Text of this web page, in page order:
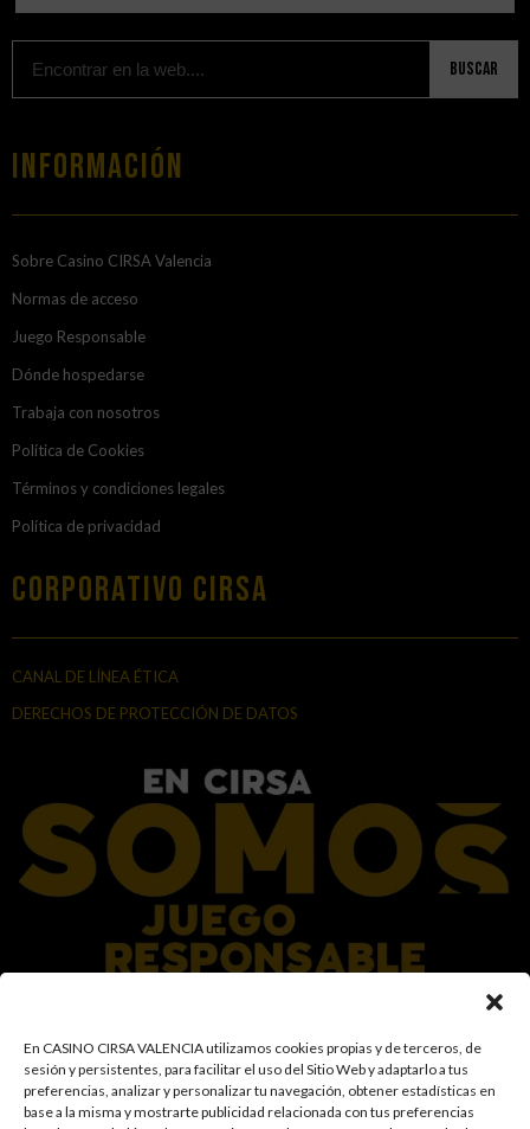
En CASINO CIRSA VALENCIA utilizamos cookies propias y de terceros, de
sesión y persistentes, para facilitar el uso del Sitio Web y adaptarlo a tus
preferencias, analizar y personalizar tu navegación, obtener estadísticas en
base a la misma y mostrarte publicidad relacionada con tus preferencias
Buscar
Información
Sobre Casino CIRSA Valencia
Normas de acceso
Juego Responsable
Dónde hospedarse
Trabaja con nosotros
Política de Cookies
Términos y condiciones legales
Política de privacidad
Corporativo Cirsa
CANAL DE LÍNEA ÉTICA
DERECHOS DE PROTECCIÓN DE DATOS
En el Grupo CIRSA promovemos una actitud responsable hacia el juego,
garantizando un entorno seguro y transparente para nuestros clientes y
facilitamos medidas e información para que el juego sea siempre diversión y
entretenimiento, sin utilizarse como vía para afrontar problemas económicos
o emocionales. El acceso está prohibido a menores de 18 años y a las